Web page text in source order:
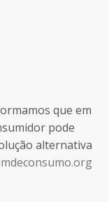
que em
pode
alternativa